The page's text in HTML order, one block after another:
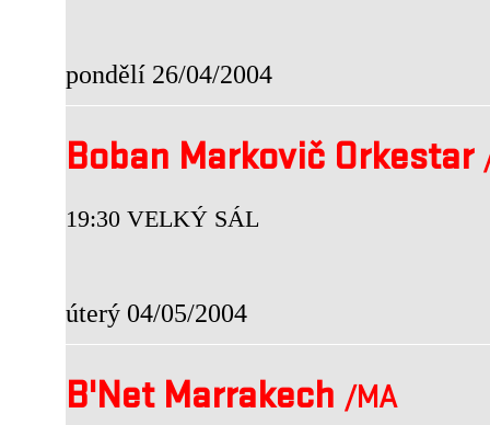
pondělí 26/04/2004
Boban Markovič Orkestar
19:30 VELKÝ SÁL
úterý 04/05/2004
B'Net Marrakech /MA